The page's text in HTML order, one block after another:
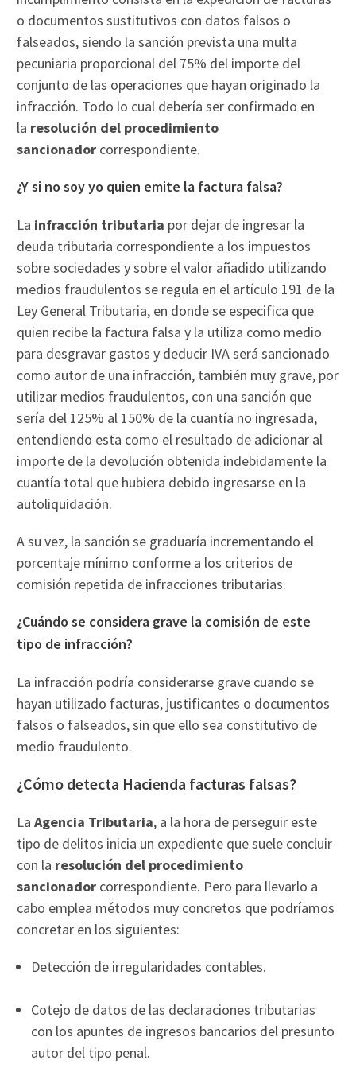
o documentos sustitutivos con datos falsos o
falseados, siendo la sanción prevista una multa
pecuniaria proporcional del 75% del importe del
conjunto de las operaciones que hayan originado la
infracción. Todo lo cual debería ser confirmado en
la resolución del procedimiento
sancionador correspondiente.
¿Y si no soy yo quien emite la factura falsa?
La infracción tributaria por dejar de ingresar la
deuda tributaria correspondiente a los impuestos
sobre sociedades y sobre el valor añadido utilizando
medios fraudulentos se regula en el artículo 191 de la
Ley General Tributaria, en donde se especifica que
quien recibe la factura falsa y la utiliza como medio
para desgravar gastos y deducir IVA será sancionado
como autor de una infracción, también muy grave, por
utilizar medios fraudulentos, con una sanción que
sería del 125% al 150% de la cuantía no ingresada,
entendiendo esta como el resultado de adicionar al
importe de la devolución obtenida indebidamente la
cuantía total que hubiera debido ingresarse en la
autoliquidación.
A su vez, la sanción se graduaría incrementando el
porcentaje mínimo conforme a los criterios de
comisión repetida de infracciones tributarias.
¿Cuándo se considera grave la comisión de este
tipo de infracción?
La infracción podría considerarse grave cuando se
hayan utilizado facturas, justificantes o documentos
falsos o falseados, sin que ello sea constitutivo de
medio fraudulento.
¿Cómo detecta Hacienda facturas falsas?
LaAgencia Tributaria, a la hora de perseguir este
tipo de delitos inicia un expediente que suele concluir
con la resolución del procedimiento
sancionador correspondiente. Pero para llevarlo a
cabo emplea métodos muy concretos que podríamos
concretar en los siguientes:
Detección de irregularidades contables.
Cotejo de datos de las declaraciones tributarias
con los apuntes de ingresos bancarios del presunto
autor del tipo penal.